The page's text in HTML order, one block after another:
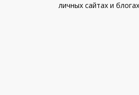
личных сайтах и